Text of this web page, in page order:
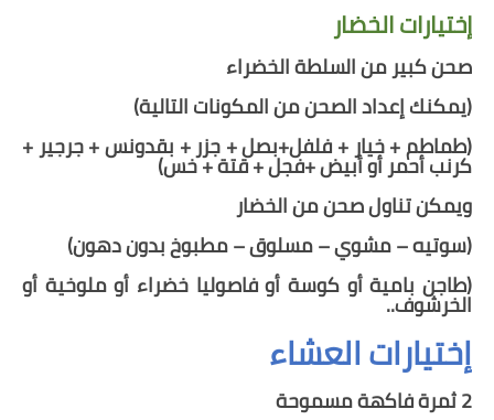
إختيارات الخضار
صحن كبير من السلطة الخضراء
(يمكنك إعداد الصحن من المكونات التالية)
(طماطم + خيار + فلفل+بصل + جزر + بقدونس + جرجير +
كرنب أحمر أو أبيض +فجل + قتة + خس)
ويمكن تناولصحنمن الخضار
(سوتيه – مشوي – مسلوق – مطبوخ بدون دهون)
(طاجن بامية أو كوسة أو فاصوليا خضراء أو ملوخية أو
الخرشوف..
إختيارات العشاء
2 ثمرة فاكهة مسموحة